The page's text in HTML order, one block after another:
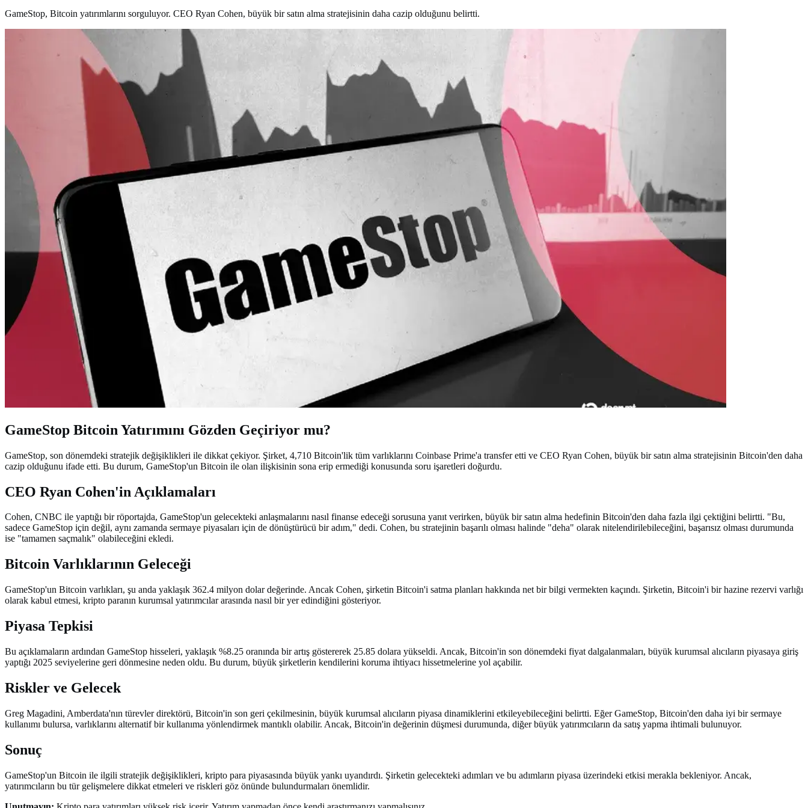
GameStop, Bitcoin yatırımlarını sorguluyor. CEO Ryan Cohen, büyük bir satın alma stratejisinin daha cazip olduğunu belirtti.
GameStop Bitcoin Yatırımını Gözden Geçiriyor mu?
GameStop, son dönemdeki stratejik değişiklikleri ile dikkat çekiyor. Şirket, 4,710 Bitcoin'lik tüm varlıklarını Coinbase Prime'a transfer etti ve CEO Ryan Cohen, büyük bir satın alma stratejisinin Bitcoin'den daha
cazip olduğunu ifade etti. Bu durum, GameStop'un Bitcoin ile olan ilişkisinin sona erip ermediği konusunda soru işaretleri doğurdu.
CEO Ryan Cohen'in Açıklamaları
Cohen, CNBC ile yaptığı bir röportajda, GameStop'un gelecekteki anlaşmalarını nasıl finanse edeceği sorusuna yanıt verirken, büyük bir satın alma hedefinin Bitcoin'den daha fazla ilgi çektiğini belirtti. "Bu,
sadece GameStop için değil, aynı zamanda sermaye piyasaları için de dönüştürücü bir adım," dedi. Cohen, bu stratejinin başarılı olması halinde "deha" olarak nitelendirilebileceğini, başarısız olması durumunda
ise "tamamen saçmalık" olabileceğini ekledi.
Bitcoin Varlıklarının Geleceği
GameStop'un Bitcoin varlıkları, şu anda yaklaşık 362.4 milyon dolar değerinde. Ancak Cohen, şirketin Bitcoin'i satma planları hakkında net bir bilgi vermekten kaçındı. Şirketin, Bitcoin'i bir hazine rezervi varlığı
olarak kabul etmesi, kripto paranın kurumsal yatırımcılar arasında nasıl bir yer edindiğini gösteriyor.
Piyasa Tepkisi
Bu açıklamaların ardından GameStop hisseleri, yaklaşık %8.25 oranında bir artış göstererek 25.85 dolara yükseldi. Ancak, Bitcoin'in son dönemdeki fiyat dalgalanmaları, büyük kurumsal alıcıların piyasaya giriş
yaptığı 2025 seviyelerine geri dönmesine neden oldu. Bu durum, büyük şirketlerin kendilerini koruma ihtiyacı hissetmelerine yol açabilir.
Riskler ve Gelecek
Greg Magadini, Amberdata'nın türevler direktörü, Bitcoin'in son geri çekilmesinin, büyük kurumsal alıcıların piyasa dinamiklerini etkileyebileceğini belirtti. Eğer GameStop, Bitcoin'den daha iyi bir sermaye
kullanımı bulursa, varlıklarını alternatif bir kullanıma yönlendirmek mantıklı olabilir. Ancak, Bitcoin'in değerinin düşmesi durumunda, diğer büyük yatırımcıların da satış yapma ihtimali bulunuyor.
Sonuç
GameStop'un Bitcoin ile ilgili stratejik değişiklikleri, kripto para piyasasında büyük yankı uyandırdı. Şirketin gelecekteki adımları ve bu adımların piyasa üzerindeki etkisi merakla bekleniyor. Ancak,
yatırımcıların bu tür gelişmelere dikkat etmeleri ve riskleri göz önünde bulundurmaları önemlidir.